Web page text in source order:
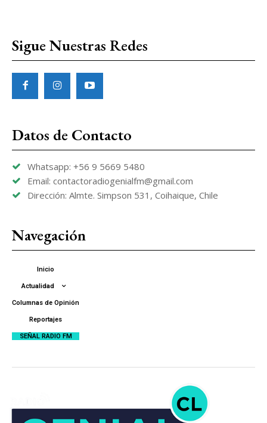
Sigue Nuestras Redes
Datos de Contacto
Whatsapp: +56 9 5669 5480
Email: contactoradiogenialfm@gmail.com
Dirección: Almte. Simpson 531, Coihaique, Chile
Navegación
Inicio
Actualidad
Columnas de Opinión
Reportajes
SEÑAL RADIO FM